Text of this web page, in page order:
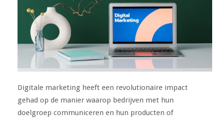
Digitale marketing heeft een revolutionaire impact
gehad op de manier waarop bedrijven met hun
doelgroep communiceren en hun producten of